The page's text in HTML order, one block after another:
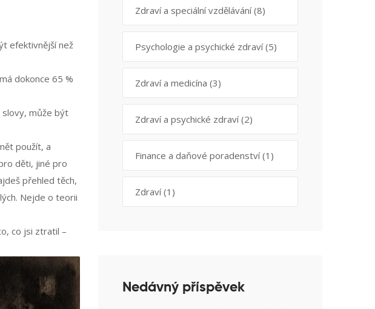
efektivnější než
dokonce 65 %
slovy, může být
použít, a
děti, jiné pro
přehled těch,
Nejde o teorii
co jsi ztratil –
Zdraví a speciální vzdělávání(8)
Psychologie a psychické zdraví(5)
Zdraví a medicína (3)
Zdraví a psychické zdraví(2)
Finance a daňové poradenství(1)
Zdraví(1)
Nedávný příspěvek